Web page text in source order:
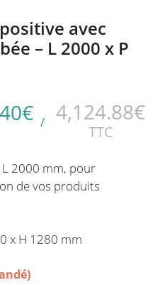
avec
– L 2000 x P
€ / 4,124.88€
TTC
2000 mm, pour
de vos produits
x H 1280 mm